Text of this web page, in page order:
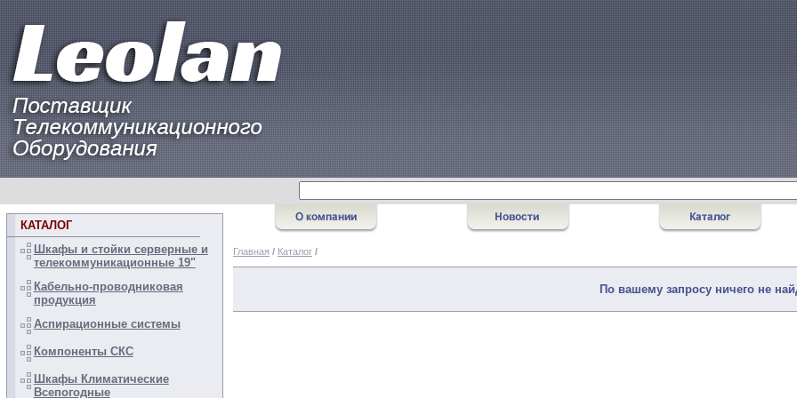
КАТАЛОГ
Шкафы и стойки серверные и
телекоммуникационные 19"
Кабельно-проводниковая
продукция
Аспирационные системы
Компоненты СКС
Шкафы Климатические
Всепогодные
Главная / Каталог /
По вашему запросу ничего не